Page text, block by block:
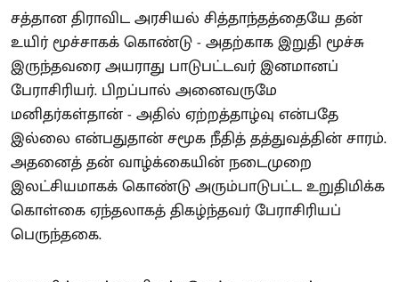
சத்தான திராவிட அரசியல் சித்தாந்தத்தையே தன்
உயிர் மூச்சாகக் கொண்டு - அதற்காக இறுதி மூச்சு
இருந்தவரை அயராது பாடுபட்டவர் இனமானப்
பேராசிரியர். பிறப்பால் அனைவருமே
மனிதர்கள்தான் - அதில் ஏற்றத்தாழ்வு என்பதே
இல்லை என்பதுதான் சமூக நீதித் தத்துவத்தின் சாரம்.
அதனைத் தன் வாழ்க்கையின் நடைமுறை
இலட்சியமாகக் கொண்டு அரும்பாடுபட்ட உறுதிமிக்க
கொள்கை ஏந்தலாகத் திகழ்ந்தவர் பேராசிரியப்
பெருந்தகை.